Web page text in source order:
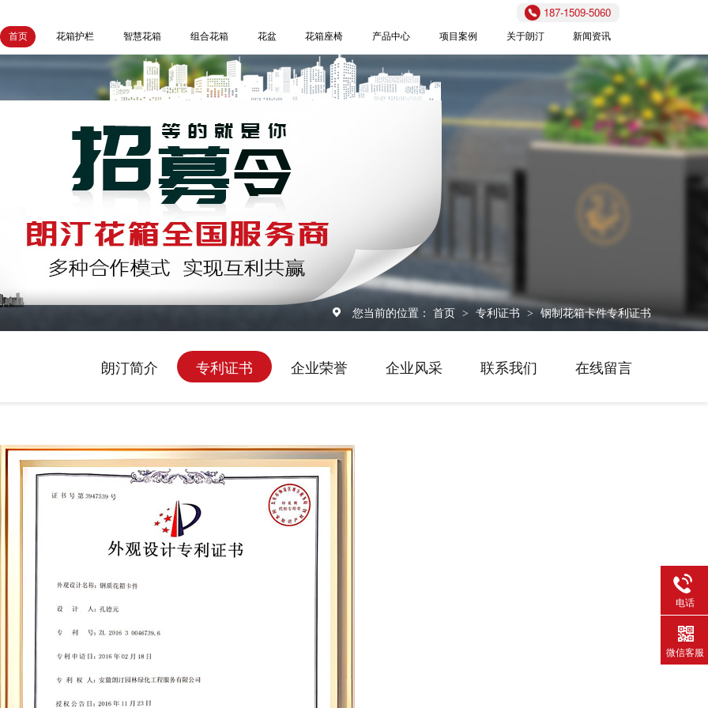
187-1509-5060
首页 花箱护栏 智慧花箱 组合花箱 花盆 花箱座椅 产品中心 项目案例 关于朗汀 新闻资讯
您当前的位置： 首页 > 专利证书 > 钢制花箱卡件专利证书
朗汀简介 专利证书 企业荣誉 企业风采 联系我们 在线留言
电话
微信客服